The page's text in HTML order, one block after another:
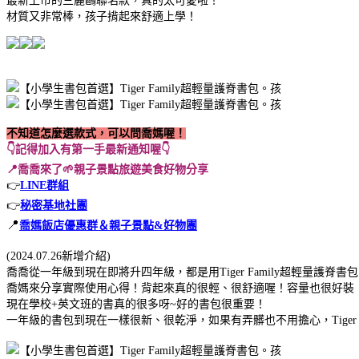
材質又非常棒，孩子揹起來舒適上學！
不知道怎麼選款式，可以問喬媽喔！
👇記得加入有第一手最新通知喔👇
📍喬喬來了🌱親子景點旅遊美食好物分享
👉LINE群組
👉秘密基地社團
📍喬媽飯店優惠群＆親子景點&好物團
(2024.07.26新增介紹)
喬喬從一年級到現在即將升四年級，都是用Tiger Family超輕量護脊書包
喬媽來分享實際使用心得！背起來真的很輕、很舒適喔！容量也很好裝
現在學校+英文班的書真的很多呀~好的書包很重要！
一年級的書包到現在一樣很新、很乾淨，如果有弄髒也不用擔心，Tiger